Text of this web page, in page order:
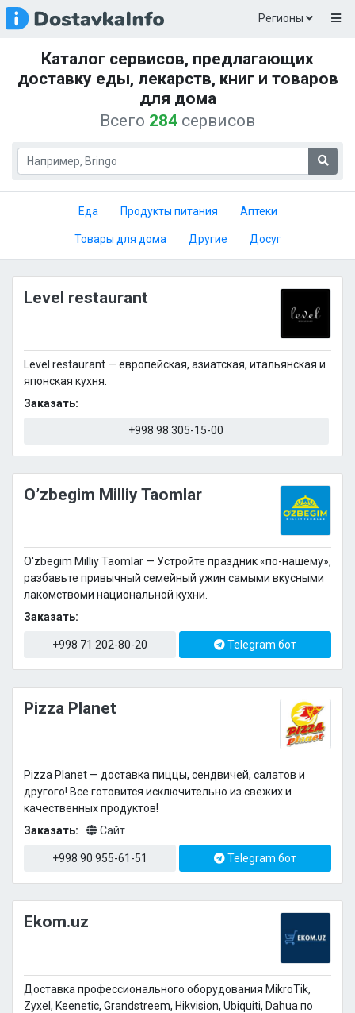
Регионы
Каталог сервисов, предлагающих
доставку еды, лекарств, книг и товаров
для дома
Всего 284 сервисов
Еда Продукты питания Аптеки
Товары для дома Другие Досуг
Level restaurant
Level restaurant — европейская, азиатская, итальянская и
японская кухня.
Заказать:
+998 98 305-15-00
O’zbegim Milliy Taomlar
O'zbegim Milliy Taomlar — Устройте праздник «по-нашему»,
разбавьте привычный семейный ужин самыми вкусными
лакомствоми национальной кухни.
Заказать:
+998 71 202-80-20 Telegram бот
Pizza Planet
Pizza Planet — доставка пиццы, сендвичей, салатов и
другого! Все готовится исключительно из свежих и
качественных продуктов!
Заказать:
Сайт
+998 90 955-61-51 Telegram бот
Ekom.uz
Доставка профессионального оборудования MikroTik,
Zyxel, Keenetic, Grandstreem, Hikvision, Ubiquiti, Dahua по